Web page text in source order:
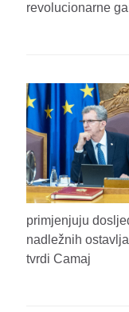
revolucionarne
primjenjuju
nadležnih
tvrdi Camaj